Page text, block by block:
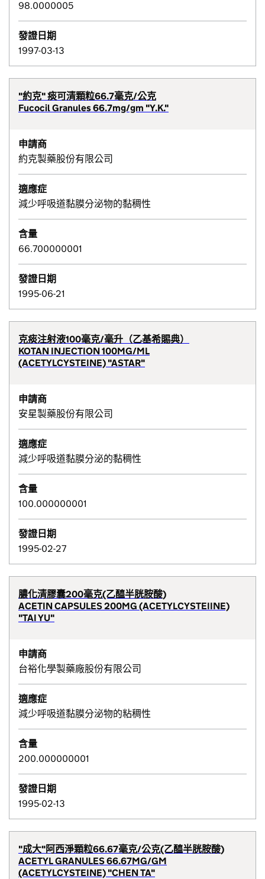
98.0000005
發證日期
1997-03-13
"約克" 痰可清顆粒66.7毫克/公克
Fucocil Granules 66.7mg/gm "Y.K."
申請商
約克製藥股份有限公司
適應症
減少呼吸道黏膜分泌物的黏稠性
含量
66.700000001
發證日期
1995-06-21
克痰注射液100毫克/毫升（乙基希賜典）
KOTAN INJECTION 100MG/ML
(ACETYLCYSTEINE) "ASTAR"
申請商
安星製藥股份有限公司
適應症
減少呼吸道黏膜分泌的黏稠性
含量
100.000000001
發證日期
1995-02-27
膿化清膠囊200毫克(乙醯半胱胺酸)
ACETIN CAPSULES 200MG (ACETYLCYSTEIINE)
"TAI YU"
申請商
台裕化學製藥廠股份有限公司
適應症
減少呼吸道黏膜分泌物的粘稠性
含量
200.000000001
發證日期
1995-02-13
"成大"阿西淨顆粒66.67毫克/公克(乙醯半胱胺酸)
ACETYL GRANULES 66.67MG/GM
(ACETYLCYSTEINE) "CHEN TA"